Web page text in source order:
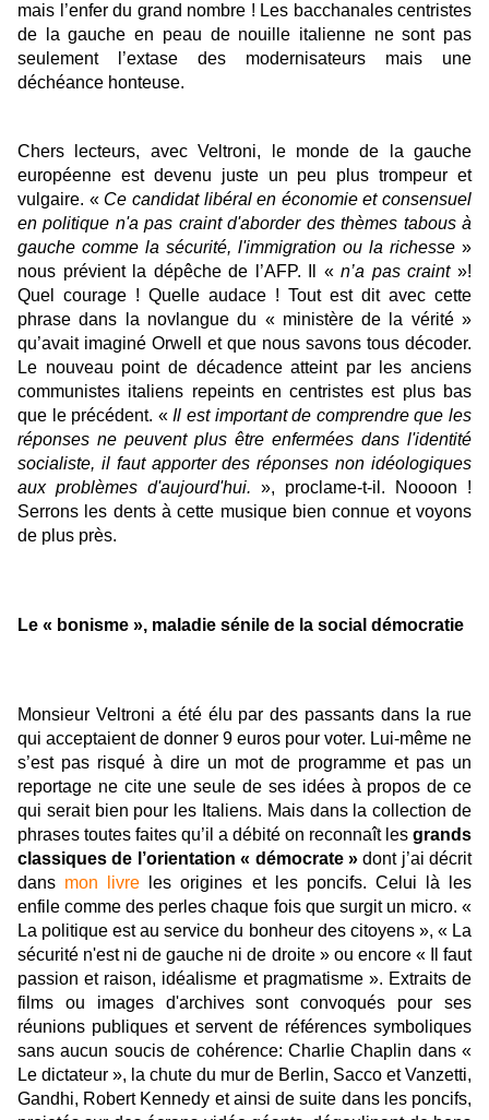
mais l’enfer du grand nombre ! Les bacchanales centristes
de la gauche en peau de nouille italienne ne sont pas
seulement l’extase des modernisateurs mais une
déchéance honteuse.
Chers lecteurs, avec Veltroni, le monde de la gauche
européenne est devenu juste un peu plus trompeur et
vulgaire. « Ce candidat libéral en économie et consensuel
en politique n'a pas craint d'aborder des thèmes tabous à
gauche comme la sécurité, l'immigration ou la richesse »
nous prévient la dépêche de l’AFP. Il «n’a pas craint»!
Quel courage ! Quelle audace ! Tout est dit avec cette
phrase dans la novlangue du « ministère de la vérité »
qu’avait imaginé Orwell et que nous savons tous décoder.
Le nouveau point de décadence atteint par les anciens
communistes italiens repeints en centristes est plus bas
que le précédent. «Il est important de comprendre que les
réponses ne peuvent plus être enfermées dans l'identité
socialiste, il faut apporter des réponses non idéologiques
aux problèmes d'aujourd'hui. », proclame-t-il. Noooon !
Serrons les dents à cette musique bien connue et voyons
de plus près.
Le « bonisme », maladie sénile de la social démocratie
Monsieur Veltroni a été élu par des passants dans la rue
qui acceptaient de donner 9 euros pour voter. Lui-même ne
s’est pas risqué à dire un mot de programme et pas un
reportage ne cite une seule de ses idées à propos de ce
qui serait bien pour les Italiens. Mais dans la collection de
phrases toutes faites qu’il a débité on reconnaît les grands
classiques de l’orientation « démocrate »dont j’ai décrit
dans mon livre les origines et les poncifs. Celui là les
enfile comme des perles chaque fois que surgit un micro. «
La politique est au service du bonheur des citoyens », « La
sécurité n'est ni de gauche ni de droite » ou encore « Il faut
passion et raison, idéalisme et pragmatisme ». Extraits de
films ou images d'archives sont convoqués pour ses
réunions publiques et servent de références symboliques
sans aucun soucis de cohérence: Charlie Chaplin dans «
Le dictateur », la chute du mur de Berlin, Sacco et Vanzetti,
Gandhi, Robert Kennedy et ainsi de suite dans les poncifs,